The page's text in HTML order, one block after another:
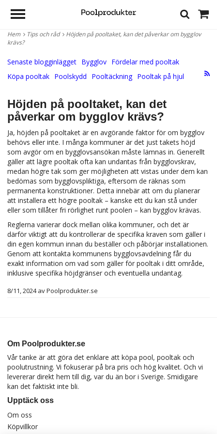
Hem Tips och råd
Höjden på pooltaket, kan det påverkar om bygglov
krävs?
Senaste blogginlägget Bygglov Fördelar med pooltak
Köpa pooltak Poolskydd Pooltäckning Pooltak på hjul
Höjden på pooltaket, kan det
påverkar om bygglov krävs?
Ja, höjden på pooltaket är en avgörande faktor för om bygglov
behövs eller inte. I många kommuner är det just takets höjd
som avgör om en bygglovsansökan måste lämnas in. Generellt
gäller att lägre pooltak ofta kan undantas från bygglovskrav,
medan högre tak som ger möjligheten att vistas under dem kan
bedömas som bygglovspliktiga, eftersom de räknas som
permanenta konstruktioner. Detta innebär att om du planerar
att installera ett högre pooltak – kanske ett du kan stå under
eller som tillåter fri rörlighet runt poolen – kan bygglov krävas.
Reglerna varierar dock mellan olika kommuner, och det är
därför viktigt att du kontrollerar de specifika kraven som gäller i
din egen kommun innan du beställer och påbörjar installationen.
Genom att kontakta kommunens bygglovsavdelning får du
exakt information om vad som gäller för pooltak i ditt område,
inklusive specifika höjdgränser och eventuella undantag.
8/11, 2024avPoolprodukter.se
Om Poolprodukter.se
Vår tanke är att göra det enklare att köpa pool, pooltak och
poolutrustning. Vi fokuserar på bra pris och hög kvalitet. Och vi
levererar direkt hem till dig, var du än bor i Sverige. Smidigare
kan det faktiskt inte bli.
Upptäck oss
Om oss
Köpvillkor